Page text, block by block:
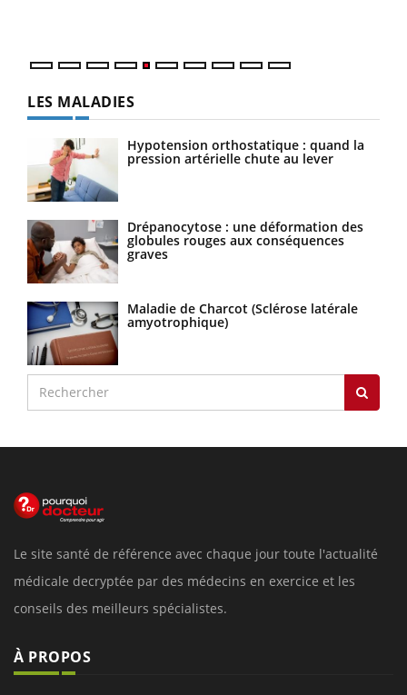
LES MALADIES
Hypotension orthostatique : quand la
pression artérielle chute au lever
Drépanocytose : une déformation des
globules rouges aux conséquences
graves
Maladie de Charcot (Sclérose latérale
amyotrophique)
Le site santé de référence avec chaque jour toute l'actualité
médicale decryptée par des médecins en exercice et les
conseils des meilleurs spécialistes.
À PROPOS